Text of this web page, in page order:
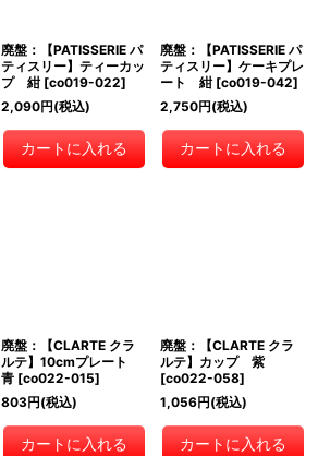
廃盤：【PATISSERIE パ
ティスリー】ティーカッ
プ 紺 [co019-022]
2,090円(税込)
カートに入れる
廃盤：【PATISSERIE パ
ティスリー】ケーキプレ
ート 紺 [co019-042]
2,750円(税込)
カートに入れる
廃盤：【CLARTE クラ
ルテ】10cmプレート
青 [co022-015]
803円(税込)
カートに入れる
廃盤：【CLARTE クラ
ルテ】カップ 紫
[co022-058]
1,056円(税込)
カートに入れる